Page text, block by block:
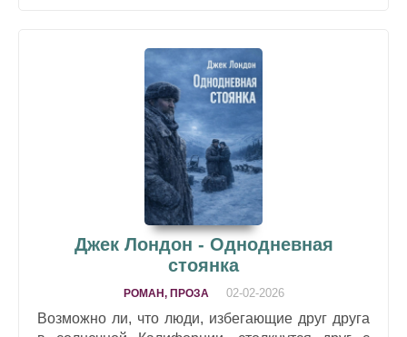
Джек Лондон - Однодневная
стоянка
РОМАН, ПРОЗА 02-02-2026
Возможно ли, что люди, избегающие друг друга